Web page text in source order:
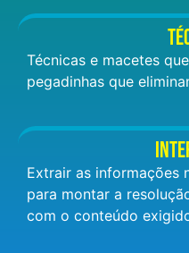
Técnicas e macetes
pegadinhas que
Extrair as informações
para montar a
com o conteúdo